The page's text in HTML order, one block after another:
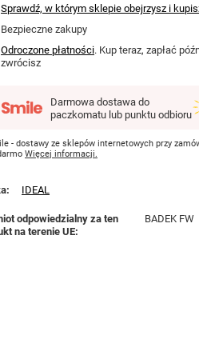
Sprawdź, w którym sklepie obejrzysz i
Bezpieczne zakupy
Odroczone płatności. Kup teraz, zapłać
zwrócisz
Darmowa dostawa do
paczkomatu lub punktu odbioru
- dostawy ze sklepów internetowych przy
Więcej informacji.
IDEAL
odpowiedzialny za ten
na terenie UE
BADEK FW